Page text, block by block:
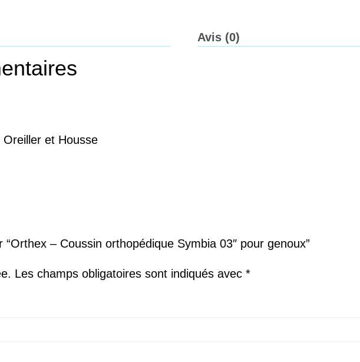
Avis (0)
et Housse
– Coussin orthopédique Symbia 03″ pour genoux”
Les champs obligatoires sont indiqués avec *